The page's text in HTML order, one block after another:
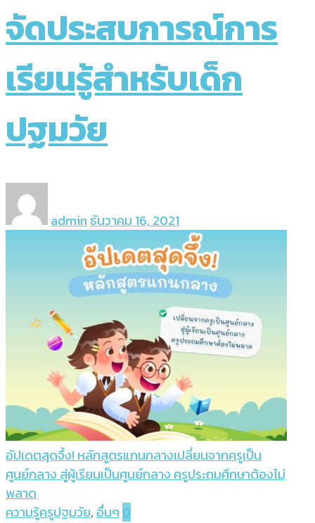
จัดประสบการณ์การ
เรียนรู้สำหรับเด็ก
ปฐมวัย
admin ธันวาคม 16, 2021
อัปเดตสุดจึ้ง! หลักสูตรแกนกลางเปลี่ยนจากครูเป็น
ศูนย์กลาง สู่ผู้เรียนเป็นศูนย์กลาง ครูประถมศึกษาต้องไม่
พลาด
ความรู้ครูปฐมวัย, อื่นๆ 0